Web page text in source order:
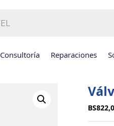
Consultoría Reparaciones
BS